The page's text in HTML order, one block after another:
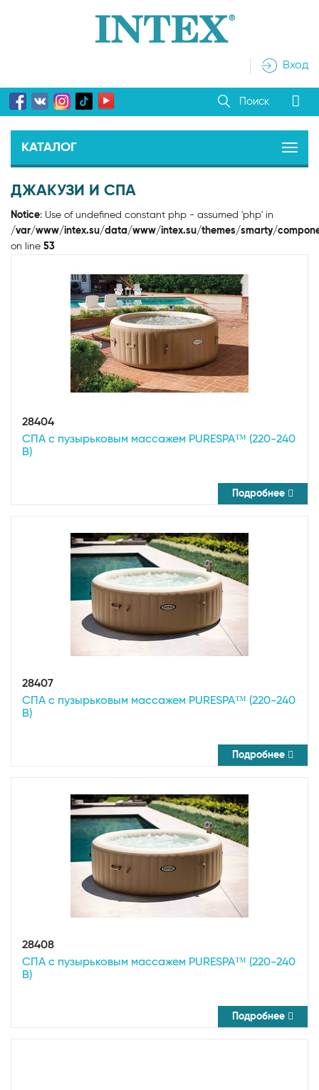
Вход
Поиск
КАТАЛОГ
ДЖАКУЗИ И СПА
Notice: Use of undefined constant php - assumed 'php' in
/var/www/intex.su/data/www/intex.su/themes/smarty/
on line 53
28404
СПА с пузырьковым массажем PURESPA™ (220-240
В)
Подробнее
28407
СПА с пузырьковым массажем PURESPA™ (220-240
В)
Подробнее
28408
СПА с пузырьковым массажем PURESPA™ (220-240
В)
Подробнее